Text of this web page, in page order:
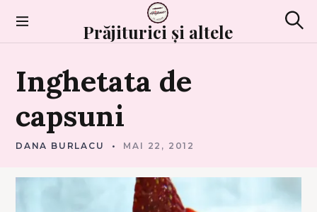
Prăjiturici și altele
N
G
H
A
T
S
I
E
Inghetata de
capsuni
DANA BURLACU MAI 22, 2012